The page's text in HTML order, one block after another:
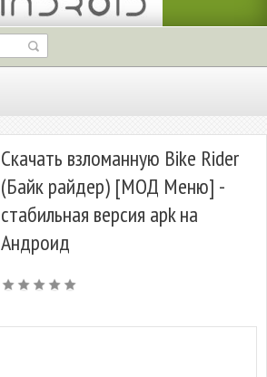
Скачать взломанную Bike Rider
(Байк райдер) [МОД Меню] -
стабильная версия apk на
Андроид